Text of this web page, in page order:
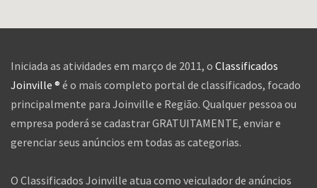
Iniciada as atividades em março de 2011, o Classificados
Joinville ® é o mais completo portal de classificados, focado
principalmente para Joinville e Região. Qualquer pessoa ou
empresa poderá se cadastrar GRATUITAMENTE, enviar e
gerenciar seus anúncios em todas as categorias.
O Classificados Joinville atua como veiculador de anúncios